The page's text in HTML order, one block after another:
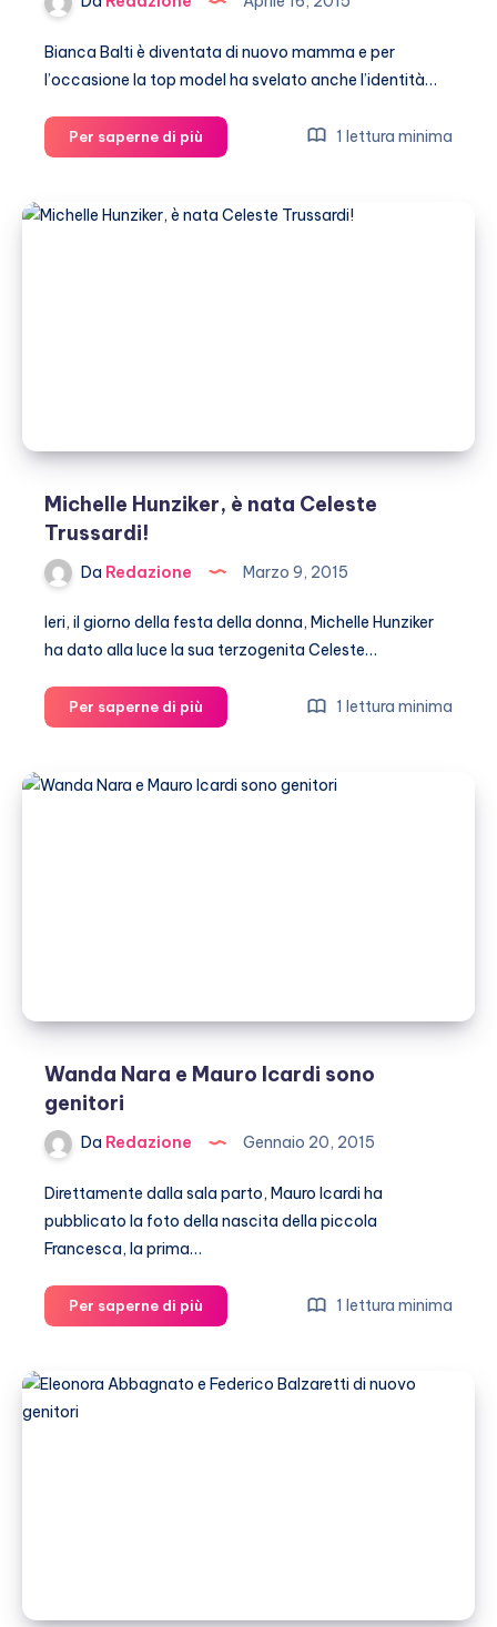
Bianca Balti è diventata di nuovo mamma e per
l’occasione la top model ha svelato anche l’identità…
Per saperne di più
Balti
per
1 lettura minima
Michelle Hunziker, è nata Celeste
Trussardi!
Da Redazione Marzo 9, 2015
Ieri, il giorno della festa della donna, Michelle Hunziker
ha dato alla luce la sua terzogenita Celeste…
Per saperne di più
Hunziker,
nata
1 lettura minima
Wanda Nara e Mauro Icardi sono
genitori
Da Redazione Gennaio 20, 2015
Direttamente dalla sala parto, Mauro Icardi ha
pubblicato la foto della nascita della piccola
Francesca, la prima…
Per saperne di più
Nara
Mauro
1 lettura minima